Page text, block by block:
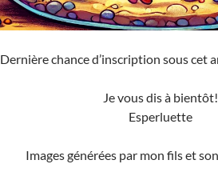
Dernière chance d’inscription sous cet
Je vous dis à bientôt!
Esperluette
Images générées par mon fils et